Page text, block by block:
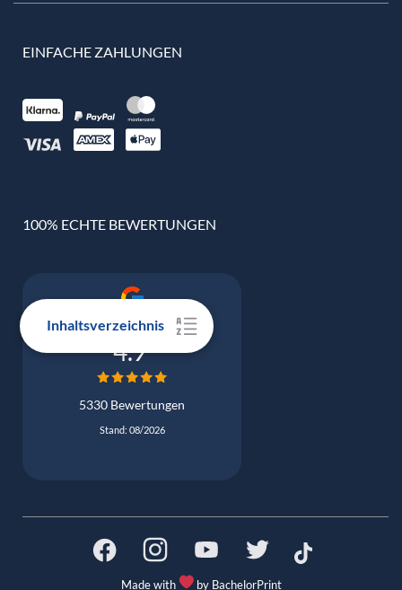
Inhaltsverzeichnis
EINFACHE ZAHLUNGEN
100% ECHTE BEWERTUNGEN
Google Bewertung
4.9
5330 Bewertungen
Stand: 08/2026
Made with by BachelorPrint